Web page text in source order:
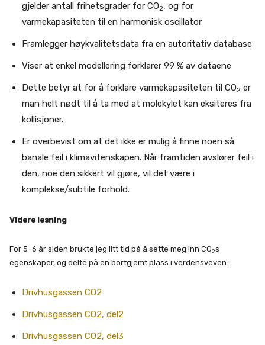
gjelder antall frihetsgrader for CO2, og for
varmekapasiteten til en harmonisk oscillator
Framlegger høykvalitetsdata fra en autoritativ database
Viser at enkel modellering forklarer 99 % av dataene
Dette betyr at for å forklare varmekapasiteten til CO2 er
man helt nødt til å ta med at molekylet kan eksiteres fra
kollisjoner.
Er overbevist om at det ikke er mulig å finne noen så
banale feil i klimavitenskapen. Når framtiden avslører feil i
den, noe den sikkert vil gjøre, vil det være i
komplekse/subtile forhold.
Videre lesning
For 5–6 år siden brukte jeg litt tid på å sette meg inn CO2s
egenskaper, og delte på en bortgjemt plass i verdensveven:
Drivhusgassen CO2
Drivhusgassen CO2, del2
Drivhusgassen CO2, del3